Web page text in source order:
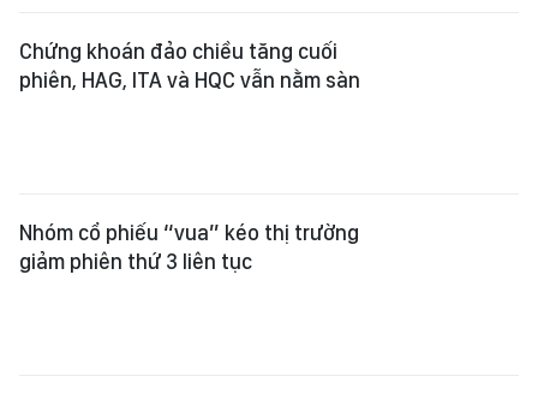
Chứng khoán đảo chiều tăng cuối
phiên, HAG, ITA và HQC vẫn nằm sàn
Nhóm cổ phiếu “vua” kéo thị trường
giảm phiên thứ 3 liên tục